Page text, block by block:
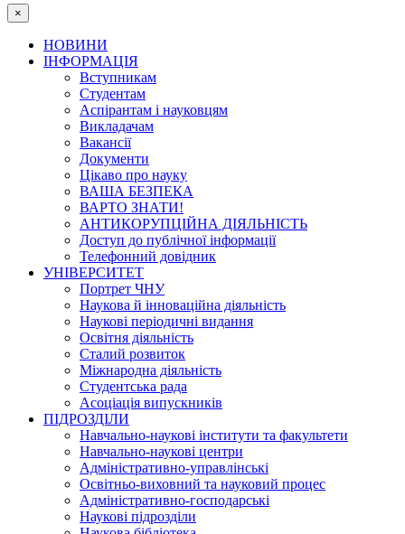
×
НОВИНИ
ІНФОРМАЦІЯ
Вступникам
Студентам
Аспірантам і науковцям
Викладачам
Вакансії
Документи
Цікаво про науку
ВАША БЕЗПЕКА
ВАРТО ЗНАТИ!
АНТИКОРУПЦІЙНА ДІЯЛЬНІСТЬ
Доступ до публічної інформації
Телефонний довідник
УНІВЕРСИТЕТ
Портрет ЧНУ
Наукова й інноваційна діяльність
Наукові періодичні видання
Освітня діяльність
Сталий розвиток
Міжнародна діяльність
Студентська рада
Асоціація випускників
ПІДРОЗДІЛИ
Навчально-наукові інститути та факультети
Навчально-наукові центри
Адміністративно-управлінські
Освітньо-виховний та науковий процес
Адміністративно-господарські
Наукові підрозділи